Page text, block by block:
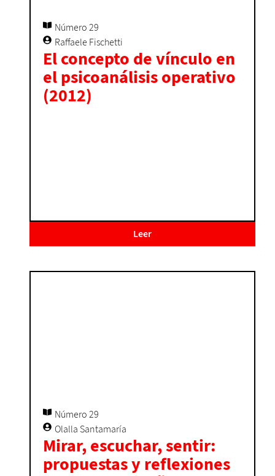
Número 29
Raffaele Fischetti
El concepto de vínculo en
el psicoanálisis operativo
(2012)
Leer
Número 29
Olalla Santamaría
Mirar, escuchar, sentir:
propuestas y reflexiones